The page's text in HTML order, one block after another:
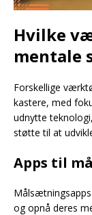
Hvilke
mentale
Forskellige
kastere, med
udnytte
støtte til at
Apps til
og opnå deres